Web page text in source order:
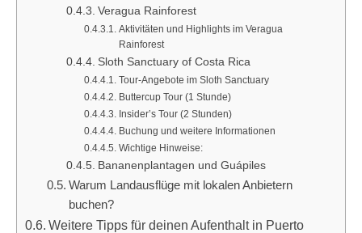
Veragua Rainforest
Aktivitäten und Highlights im Veragua
Rainforest
Sloth Sanctuary of Costa Rica
Tour-Angebote im Sloth Sanctuary
Buttercup Tour (1 Stunde)
Insider’s Tour (2 Stunden)
Buchung und weitere Informationen
Wichtige Hinweise:
Bananenplantagen und Guápiles
Warum Landausflüge mit lokalen Anbietern
buchen?
Weitere Tipps für deinen Aufenthalt in Puerto